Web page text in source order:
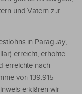
und Vätern zur
in Paraguay,
erreicht, erhöhte
erreichte nach
von 139.915
erklären wir